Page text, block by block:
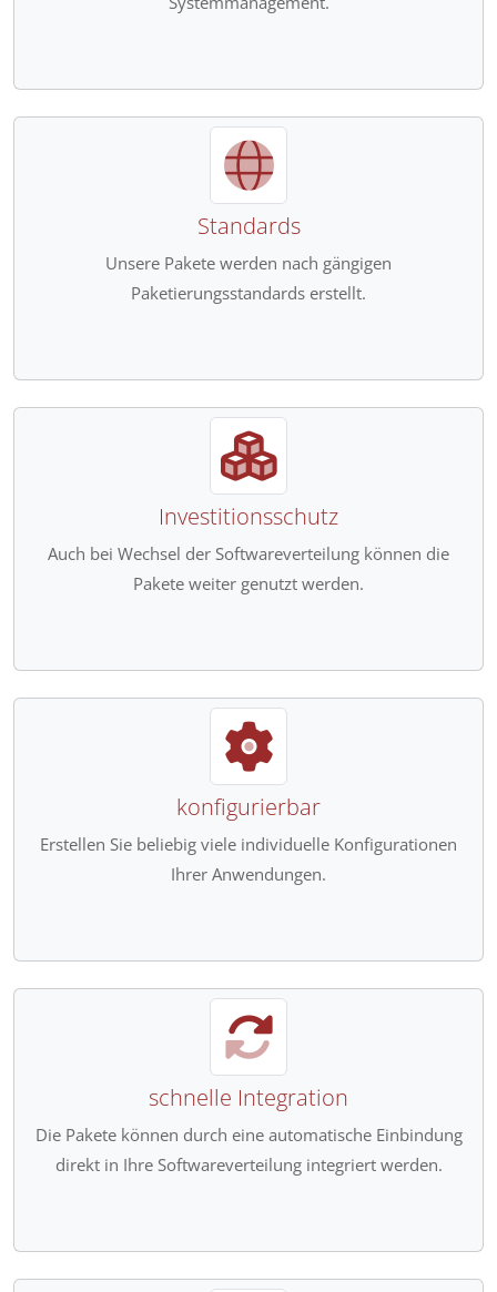
Standards
Unsere Pakete werden nach gängigen
Paketierungsstandards erstellt.
Investitionsschutz
Auch bei Wechsel der Softwareverteilung können die
Pakete weiter genutzt werden.
konfigurierbar
Erstellen Sie beliebig viele individuelle Konfigurationen
Ihrer Anwendungen.
schnelle Integration
Die Pakete können durch eine automatische Einbindung
direkt in Ihre Softwareverteilung integriert werden.